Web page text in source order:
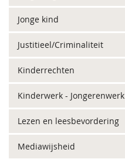
Jonge kind
Justitieel/Criminaliteit
Kinderrechten
Kinderwerk - Jongerenwerk
Lezen en leesbevordering
Mediawijsheid